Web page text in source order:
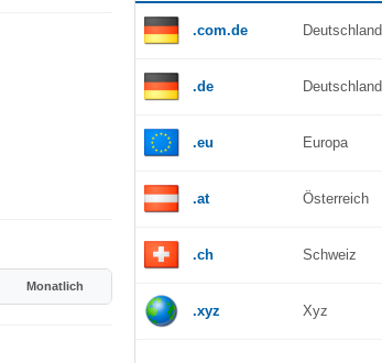
Monatlich
.com.de Deutschland
.de Deutschland
.eu Europa
.at Österreich
.ch Schweiz
.xyz Xyz